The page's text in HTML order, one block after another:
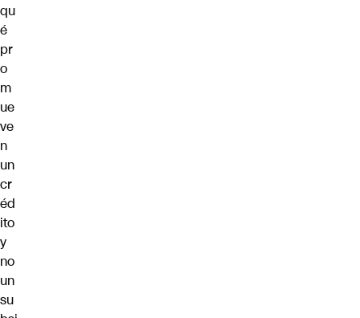
qu
é
pr
o
m
ue
ve
n
un
cr
éd
ito
y
no
un
su